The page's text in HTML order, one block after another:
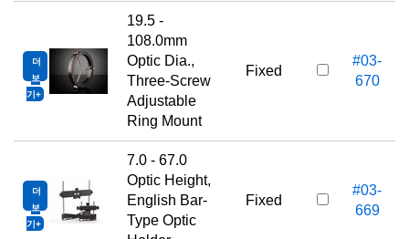
더
보
기
19.5 -
108.0mm
Optic Dia.,
Three-Screw
Adjustable
Ring Mount
Fixed
#03-
670
더
보
기
7.0 - 67.0
Optic Height,
English Bar-
Type Optic
Fixed
#03-
669